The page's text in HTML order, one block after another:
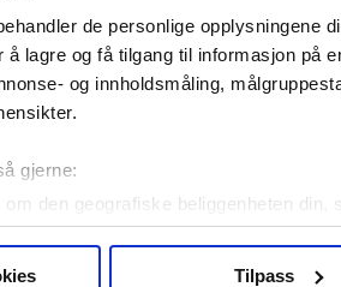
de personlige opplysningene
lagre og få tilgang til informasjon på
og innholdsmåling,
gjerne:
om den geografiske beliggenheten
ved å aktivt skanne den for
hvordan dine personlige data
Tilpass